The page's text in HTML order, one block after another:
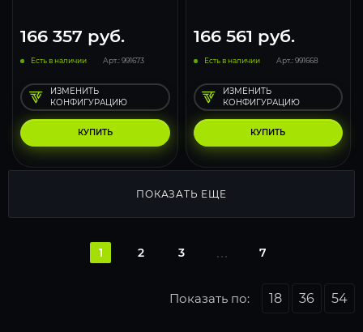
166 357 руб.
Есть в наличии Арт.: 991673
КУПИТЬ
ИЗМЕНИТЬ
КОНФИГУРАЦИЮ
166 561 руб.
Есть в наличии Арт.: 991668
КУПИТЬ
ИЗМЕНИТЬ
КОНФИГУРАЦИЮ
ПОКАЗАТЬ ЕЩЕ
1 2 3 7
Показать по: 18 36 54